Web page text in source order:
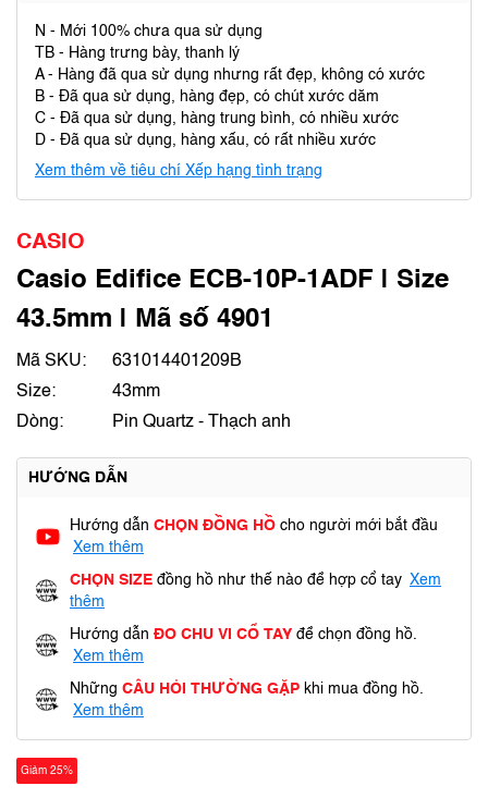
N - Mới 100% chưa qua sử dụng
TB - Hàng trưng bày, thanh lý
A - Hàng đã qua sử dụng nhưng rất đẹp, không có xước
B - Đã qua sử dụng, hàng đẹp, có chút xước dăm
C - Đã qua sử dụng, hàng trung bình, có nhiều xước
D - Đã qua sử dụng, hàng xấu, có rất nhiều xước
Xem thêm về tiêu chí Xếp hạng tình trạng
CASIO
Casio Edifice ECB-10P-1ADF | Size
43.5mm | Mã số 4901
Mã SKU:
631014401209B
Size:
43mm
Dòng:
Pin Quartz - Thạch anh
HƯỚNG DẪN
Hướng dẫn CHỌN ĐỒNG HỒ cho người mới bắt đầu
Xem thêm
CHỌN SIZE đồng hồ như thế nào để hợp cổ tay Xem
thêm
Hướng dẫn ĐO CHU VI CỔ TAY để chọn đồng hồ.
Xem thêm
Những CÂU HỎI THƯỜNG GẶP khi mua đồng hồ.
Xem thêm
Giảm 25%